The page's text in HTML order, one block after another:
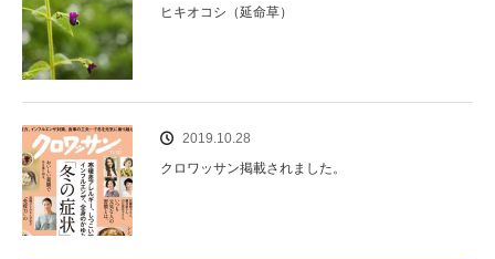
ヒキオコシ（延命草）
2019.10.28
クロワッサン掲載されました。